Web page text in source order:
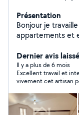
Présentation
Bonjour je
appartements et
Dernier avis
Il y a plus de 6 mois
Excellent travail et
vivement cet artisan